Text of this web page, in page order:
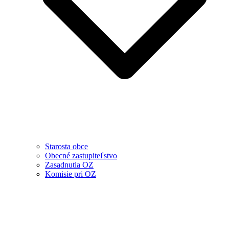
Starosta obce
Obecné zastupiteľstvo
Zasadnutia OZ
Komisie pri OZ